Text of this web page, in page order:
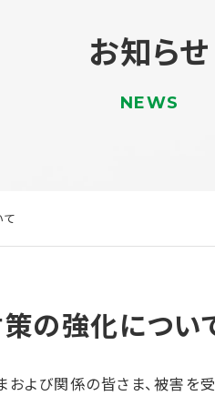
お知らせ
NEWS
の強化につい
よび関係の皆さま、被害を